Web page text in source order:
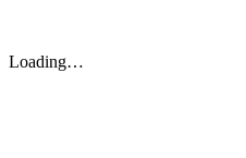
Loading…